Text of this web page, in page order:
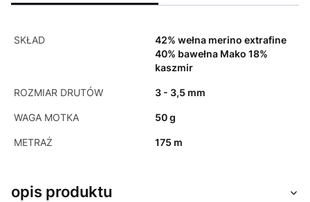
SKŁAD
42% wełna merino extrafine
40% bawełna Mako 18%
kaszmir
ROZMIAR DRUTÓW 3 - 3,5 mm
WAGA MOTKA 50 g
METRAŻ 175 m
opis produktu